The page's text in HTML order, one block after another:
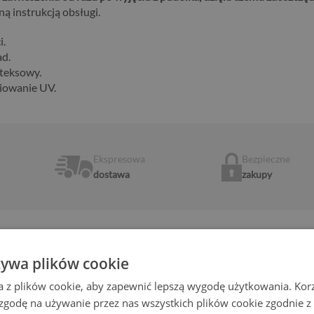
instrukcją obsługi.
UV.
Ekspresowa
dostawa
Bezpieczne
zakupy
SZKLANY – SPECYFIKACJA I
plików cookie
z plików cookie, aby zapewnić lepszą wygodę użytkowania.
na używanie przez nas wszystkich plików cookie zgodnie